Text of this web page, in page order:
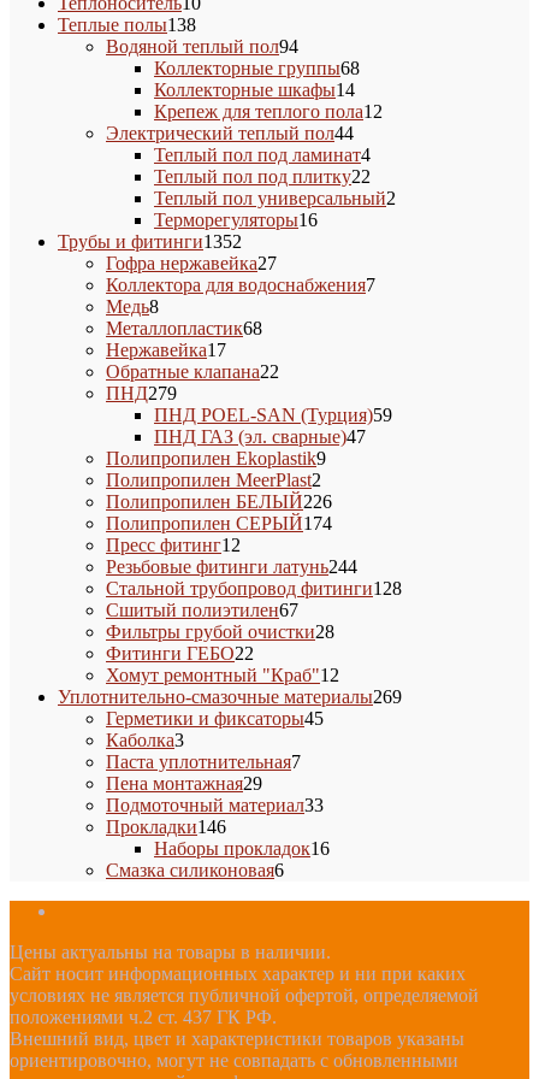
Теплые полы138138
товаров
Водяной теплый пол9494
товара
Коллекторные группы6868
Коллекторные шкафы1414
товаров
Крепеж для теплого пола12
Электрический теплый пол4444
товара
Теплый пол под ламинат44
Теплый пол под плитку22
товара
Теплый пол универсальный2
Терморегуляторы1616
Трубы и фитинги1352
товара
Гофра нержавейка2727
товаров
Коллектора для водоснабжения77
Медь88
товаров
Металлопластик6868
Нержавейка1717
товаров
Обратные клапана22
ПНД279279
товаров
ПНД POEL-SAN (Турция)5959
ПНД ГАЗ (эл. сварные)4747
Полипропилен Ekoplastik99
Полипропилен MeerPlast2
товара
Полипропилен БЕЛЫЙ226226
товаров
Полипропилен СЕРЫЙ174174
Пресс фитинг12
товаров
Резьбовые фитинги латунь244244
товара
Стальной трубопровод фитинги128128
Сшитый полиэтилен6767
товаров
Фильтры грубой очистки2828
Фитинги ГЕБО22
товара
Хомут ремонтный "Краб"12
товаров
Уплотнительно-смазочные материалы269269
Герметики и фиксаторы4545
Каболка33
товара
Паста уплотнительная77
Пена монтажная2929
товаров
Подмоточный материал3333
Прокладки146146
товаров
Наборы прокладок1616
Смазка силиконовая66
Цены актуальны на товары в наличии.
Сайт носит информационных характер и ни при каких
условиях не является публичной офертой, определяемой
положениями ч.2 ст. 437 ГК РФ.
Внешний вид, цвет и характеристики товаров указаны
ориентировочно, могут не совпадать с обновленными